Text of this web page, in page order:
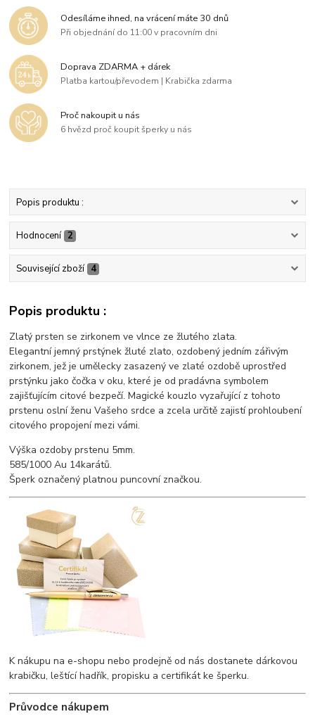
Odesíláme ihned, na vrácení máte 30 dnů
Při objednání do 11:00 v pracovním dni
Doprava ZDARMA + dárek
Platba kartou/převodem | Krabička zdarma
Proč nakoupit u nás
6 hvězd proč koupit šperky u nás
Popis produktu :
Hodnocení 2
Související zboží 4
Popis produktu :
Zlatý prsten se zirkonem ve vlnce ze žlutého zlata.
Elegantní jemný prstýnek žluté zlato, ozdobený jedním zářivým
zirkonem, jež je umělecky zasazený ve zlaté ozdobě uprostřed
prstýnku jako čočka v oku, které je od pradávna symbolem
zajišťujícím citové bezpečí. Magické kouzlo vyzařující z tohoto
prstenu oslní ženu Vašeho srdce a zcela určitě zajistí prohloubení
citového propojení mezi vámi.
Výška ozdoby prstenu 5mm.
585/1000 Au 14karátů.
Šperk označený platnou puncovní značkou.
K nákupu na e-shopu nebo prodejně od nás dostanete dárkovou
krabičku, leštící hadřík, propisku a certifikát ke šperku.
Průvodce nákupem